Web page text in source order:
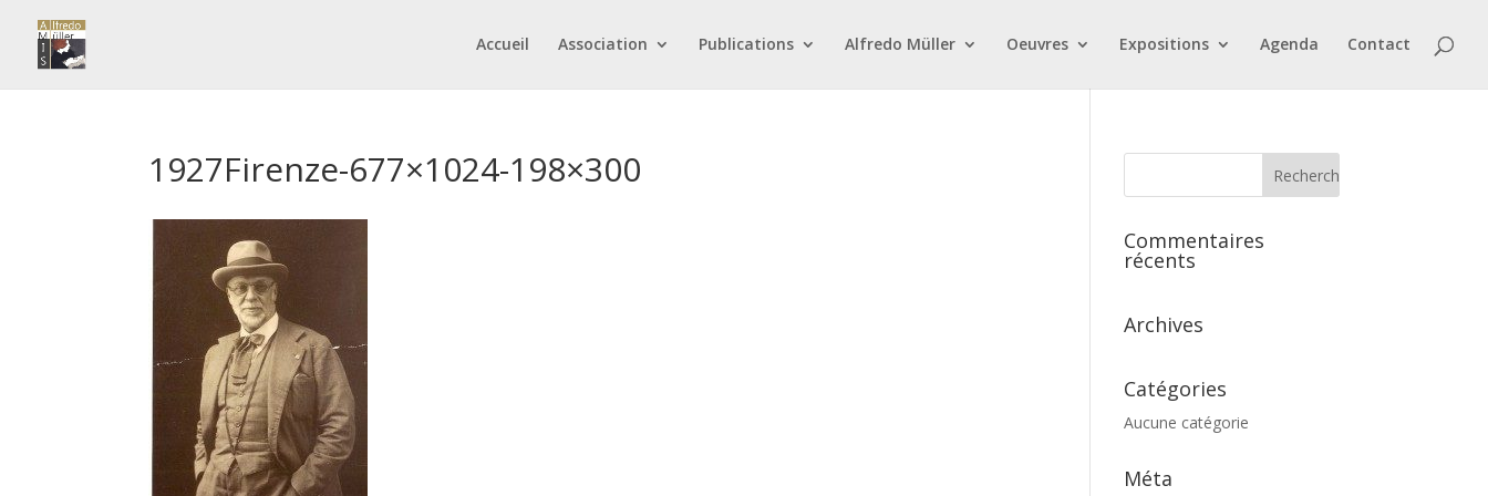
Accueil Association Publications Alfredo Müller Oeuvres Expositions Agenda Contact
1927Firenze-677×1024-198×300
Commentaires
récents
Archives
Catégories
Aucune catégorie
Méta